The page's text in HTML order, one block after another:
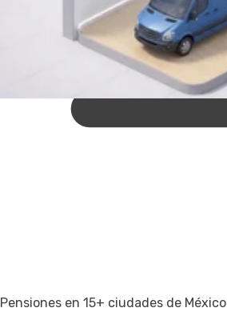
Pensiones en 15+ ciudades de México